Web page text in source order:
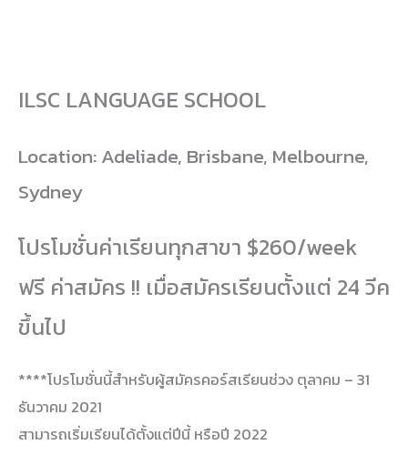
ILSC LANGUAGE SCHOOL
Location: Adeliade, Brisbane, Melbourne,
Sydney
โปรโมชั่นค่าเรียนทุกสาขา $260/week
ฟรี ค่าสมัคร !! เมื่อสมัครเรียนตั้งแต่ 24 วีค
ขึ้นไป
****โปรโมชั่นนี้สำหรับผู้สมัครคอร์สเรียนช่วง ตุลาคม – 31
ธันวาคม 2021
สามารถเริ่มเรียนได้ตั้งแต่ปีนี้ หรือปี 2022